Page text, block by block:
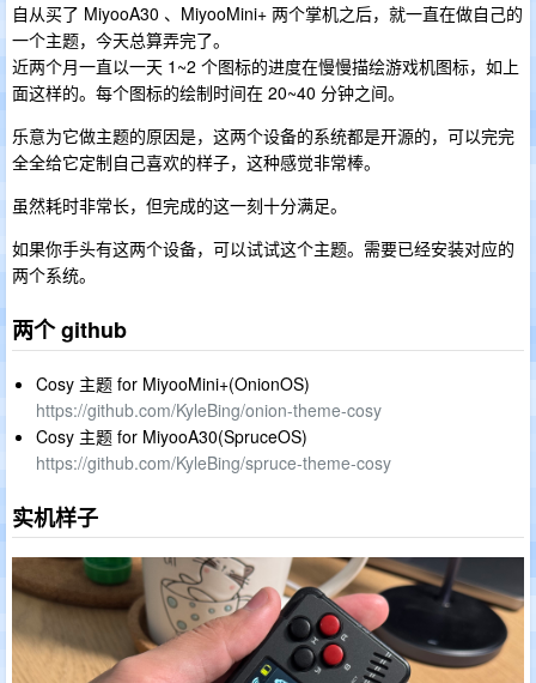
自从买了 MiyooA30 、MiyooMini+ 两个掌机之后，就一直在做自己的
一个主题，今天总算弄完了。
近两个月一直以一天 1~2 个图标的进度在慢慢描绘游戏机图标，如上
面这样的。每个图标的绘制时间在 20~40 分钟之间。
乐意为它做主题的原因是，这两个设备的系统都是开源的，可以完完
全全给它定制自己喜欢的样子，这种感觉非常棒。
虽然耗时非常长，但完成的这一刻十分满足。
如果你手头有这两个设备，可以试试这个主题。需要已经安装对应的
两个系统。
两个 github
Cosy 主题 for MiyooMini+(OnionOS)
https://github.com/KyleBing/onion-theme-cosy
Cosy 主题 for MiyooA30(SpruceOS)
https://github.com/KyleBing/spruce-theme-cosy
实机样子